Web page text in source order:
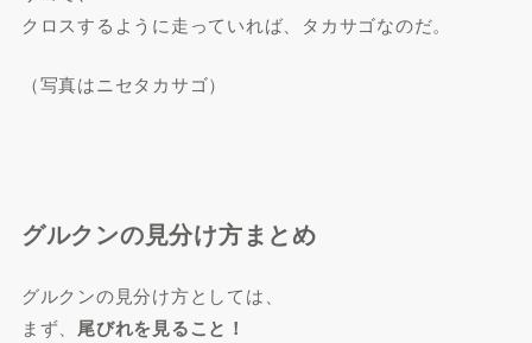
クロスするように走っていれば、タカサゴなのだ。
（写真はニセタカサゴ）
グルクンの見分け方まとめ
グルクンの見分け方としては、
まず、 尾びれを見ること！